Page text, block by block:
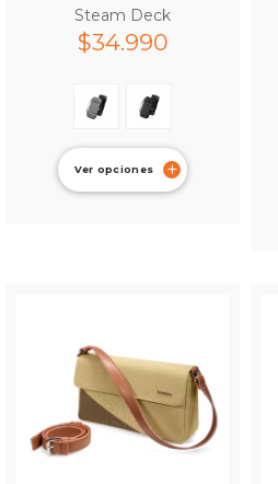
Steam Deck
$34.990
Ver opciones